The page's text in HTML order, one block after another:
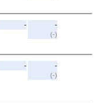
-
-
(-)
-
-
(-)